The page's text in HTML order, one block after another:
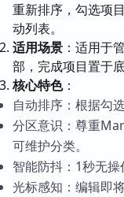
重新排序，勾选项
动列表。
适用场景 ：适用于
部，完成项目置于
核心特色：
自动排序：根据勾
分区意识：尊重
可维护分类。
智能防抖：1秒无操
光标感知：编辑即